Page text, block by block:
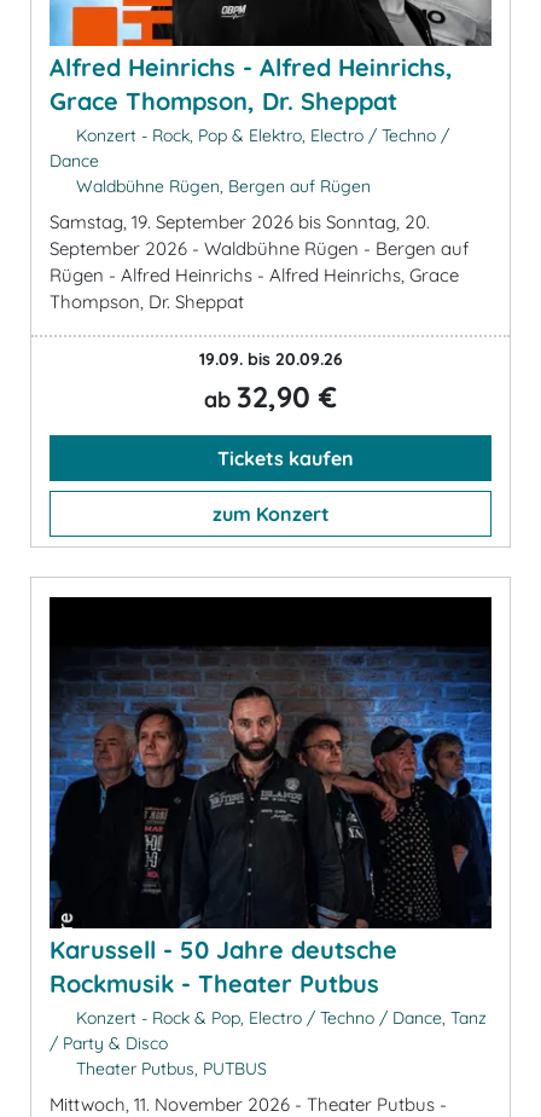
Alfred Heinrichs - Alfred Heinrichs,
Grace Thompson, Dr. Sheppat
Konzert - Rock, Pop & Elektro, Electro / Techno /
Dance
Waldbühne Rügen, Bergen auf Rügen
Samstag, 19. September 2026 bis Sonntag, 20.
September 2026 - Waldbühne Rügen - Bergen auf
Rügen - Alfred Heinrichs - Alfred Heinrichs, Grace
Thompson, Dr. Sheppat
19.09. bis 20.09.26
ab 32,90 €
Tickets kaufen
zum Konzert
Karussell - 50 Jahre deutsche
Rockmusik - Theater Putbus
Konzert - Rock & Pop, Electro / Techno / Dance, Tanz
/ Party & Disco
Theater Putbus, PUTBUS
Mittwoch, 11. November 2026 - Theater Putbus -